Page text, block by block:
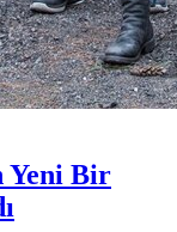
Yeni Bir